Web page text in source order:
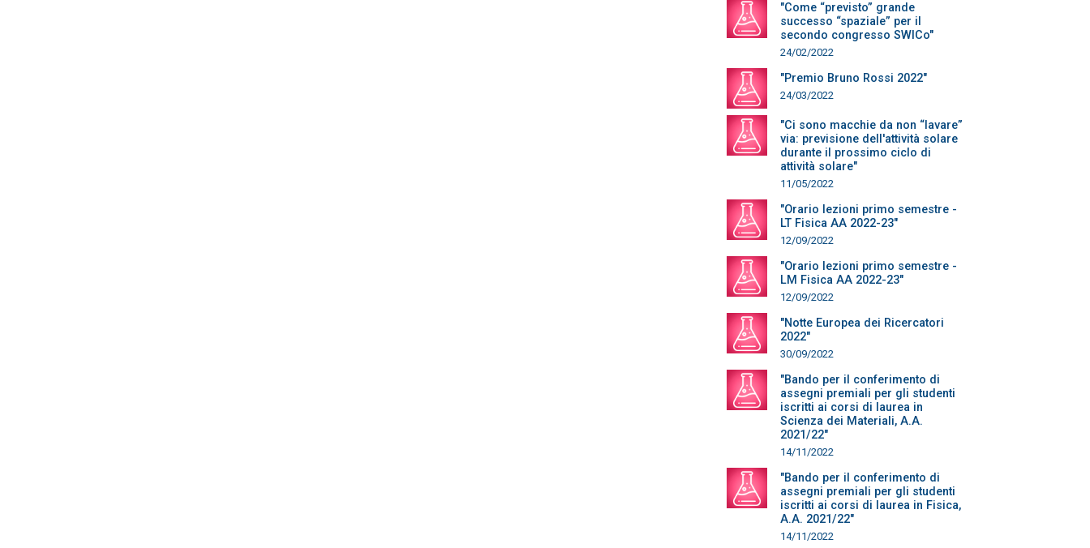
"Come “previsto” grande
successo “spaziale” per il
secondo congresso SWICo"
24/02/2022
"Premio Bruno Rossi 2022"
24/03/2022
"Ci sono macchie da non “lavare”
via: previsione dell'attività solare
durante il prossimo ciclo di
attività solare"
11/05/2022
"Orario lezioni primo semestre -
LT Fisica AA 2022-23"
12/09/2022
"Orario lezioni primo semestre -
LM Fisica AA 2022-23"
12/09/2022
"Notte Europea dei Ricercatori
2022"
30/09/2022
"Bando per il conferimento di
assegni premiali per gli studenti
iscritti ai corsi di laurea in
Scienza dei Materiali, A.A.
2021/22"
14/11/2022
"Bando per il conferimento di
assegni premiali per gli studenti
iscritti ai corsi di laurea in Fisica,
A.A. 2021/22"
14/11/2022